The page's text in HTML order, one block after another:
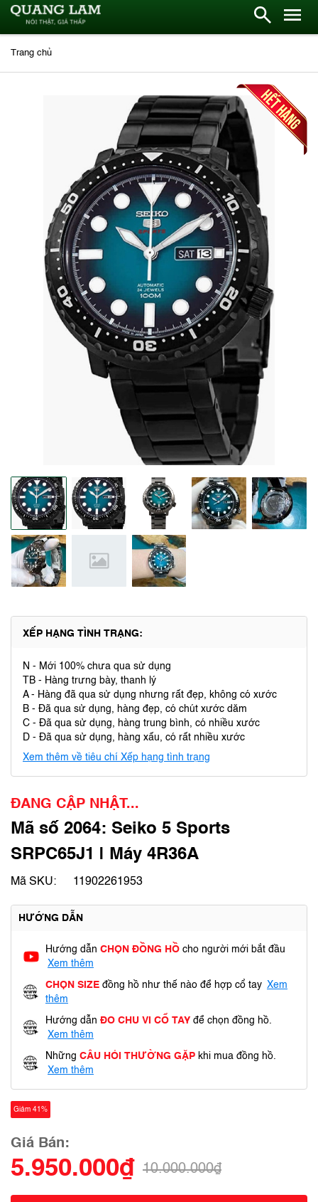
Trang chủ
XẾP HẠNG TÌNH TRẠNG:
N - Mới 100% chưa qua sử dụng
TB - Hàng trưng bày, thanh lý
A - Hàng đã qua sử dụng nhưng rất đẹp, không có xước
B - Đã qua sử dụng, hàng đẹp, có chút xước dăm
C - Đã qua sử dụng, hàng trung bình, có nhiều xước
D - Đã qua sử dụng, hàng xấu, có rất nhiều xước
Xem thêm về tiêu chí Xếp hạng tình trạng
ĐANG CẬP NHẬT...
Mã số 2064: Seiko 5 Sports
SRPC65J1 | Máy 4R36A
Mã SKU: 11902261953
HƯỚNG DẪN
Hướng dẫn CHỌN ĐỒNG HỒ cho người mới bắt đầu
Xem thêm
CHỌN SIZE đồng hồ như thế nào để hợp cổ tay Xem
thêm
Hướng dẫn ĐO CHU VI CỔ TAY để chọn đồng hồ.
Xem thêm
Những CÂU HỎI THƯỜNG GẶP khi mua đồng hồ.
Xem thêm
Giảm 41%
Giá Bán:
5.950.000₫ 10.000.000₫